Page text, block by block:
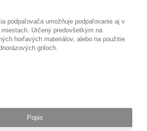
podpaľovača umožňuje podpaľovanie aj v
Určený predovšetkým na
horľavých materiálov, alebo na použitie
griloch.
Popis